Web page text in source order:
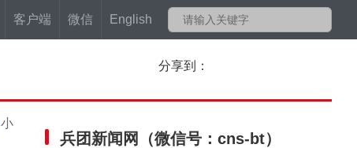
客户端 微信 English
分享到：
小
兵团新闻网 （微信号：cns-bt）